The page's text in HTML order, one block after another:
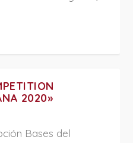
2020»
Bases del